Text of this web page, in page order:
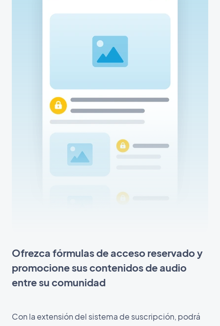
Ofrezca fórmulas de acceso reservado y
promocione sus contenidos de audio
entre su comunidad
Con la extensión del sistema de suscripción, podrá